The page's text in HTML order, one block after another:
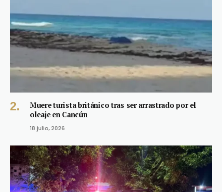
Muere turista británico tras ser arrastrado por el
oleaje en Cancún
18 julio, 2026